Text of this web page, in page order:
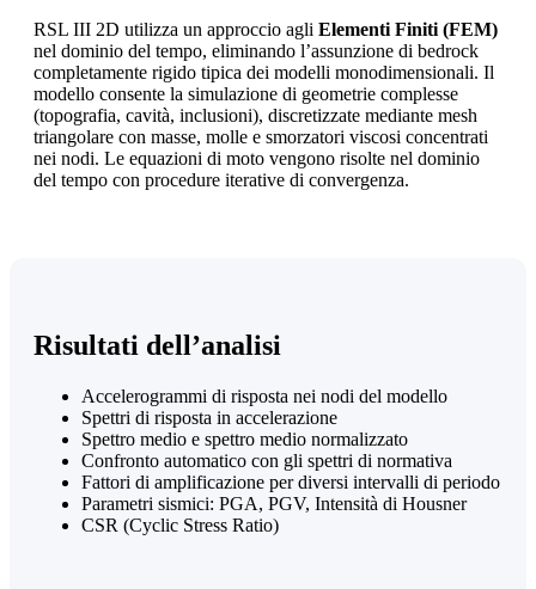
RSL III 2D utilizza un approccio agli Elementi Finiti (FEM)
nel dominio del tempo, eliminando l’assunzione di bedrock
completamente rigido tipica dei modelli monodimensionali. Il
modello consente la simulazione di geometrie complesse
(topografia, cavità, inclusioni), discretizzate mediante mesh
triangolare con masse, molle e smorzatori viscosi concentrati
nei nodi. Le equazioni di moto vengono risolte nel dominio
del tempo con procedure iterative di convergenza.
Risultati dell’analisi
Accelerogrammi di risposta nei nodi del modello
Spettri di risposta in accelerazione
Spettro medio e spettro medio normalizzato
Confronto automatico con gli spettri di normativa
Fattori di amplificazione per diversi intervalli di periodo
Parametri sismici: PGA, PGV, Intensità di Housner
CSR (Cyclic Stress Ratio)